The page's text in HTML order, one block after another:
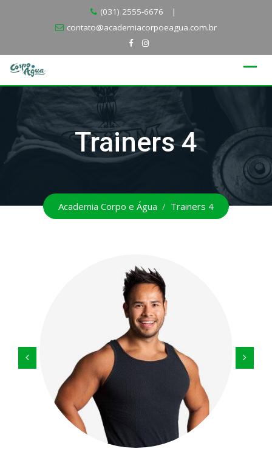
(031) 2555-6676
|
contato@academiacorpoeagua.com.br
Trainers 4
Academia Corpo e Água / Trainers 4